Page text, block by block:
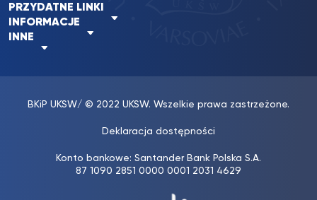
PRZYDATNE LINKI
INFORMACJE
INNE
BKiP UKSW/ © 2022 UKSW. Wszelkie prawa zastrzeżone.
Deklaracja dostępności
Konto bankowe: Santander Bank Polska S.A.
87 1090 2851 0000 0001 2031 4629